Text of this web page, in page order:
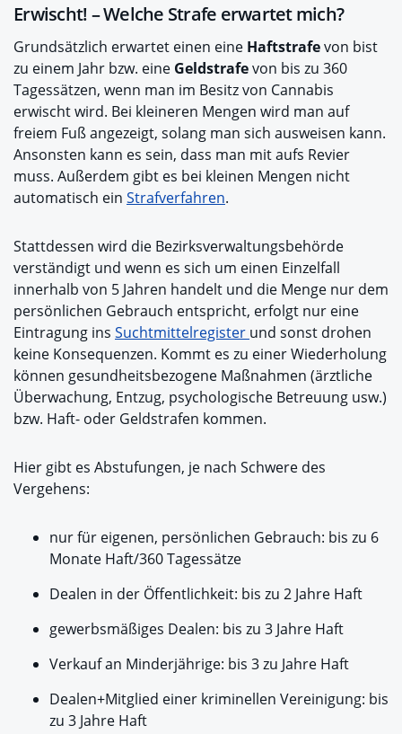
Erwischt! – Welche Strafe erwartet mich?
Grundsätzlich erwartet einen eine Haftstrafevon bist
zu einem Jahr bzw. eine Geldstrafevon bis zu 360
Tagessätzen, wenn man im Besitz von Cannabis
erwischt wird. Bei kleineren Mengen wird man auf
freiem Fuß angezeigt, solang man sich ausweisen kann.
Ansonsten kann es sein, dass man mit aufs Revier
muss. Außerdem gibt es bei kleinen Mengen nicht
automatisch ein Strafverfahren.
Stattdessen wird die Bezirksverwaltungsbehörde
verständigt und wenn es sich um einen Einzelfall
innerhalb von 5 Jahren handelt und die Menge nur dem
persönlichen Gebrauch entspricht, erfolgt nur eine
Eintragung ins Suchtmittelregister und sonst drohen
keine Konsequenzen. Kommt es zu einer Wiederholung
können gesundheitsbezogene Maßnahmen (ärztliche
Überwachung, Entzug, psychologische Betreuung usw.)
bzw. Haft- oder Geldstrafen kommen.
Hier gibt es Abstufungen, je nach Schwere des
Vergehens:
nur für eigenen, persönlichen Gebrauch: bis zu 6
Monate Haft/360 Tagessätze
Dealen in der Öffentlichkeit: bis zu 2 Jahre Haft
gewerbsmäßiges Dealen: bis zu 3 Jahre Haft
Verkauf an Minderjährige: bis 3 zu Jahre Haft
Dealen+Mitglied einer kriminellen Vereinigung: bis
zu 3 Jahre Haft